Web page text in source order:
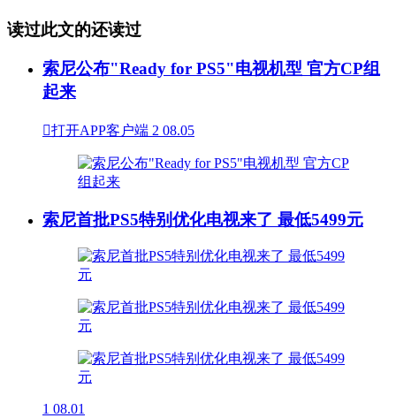
读过此文的还读过
索尼公布"Ready for PS5"电视机型 官方CP组
起来
打开APP客户端 2 08.05
索尼首批PS5特别优化电视来了 最低5499元
1 08.01